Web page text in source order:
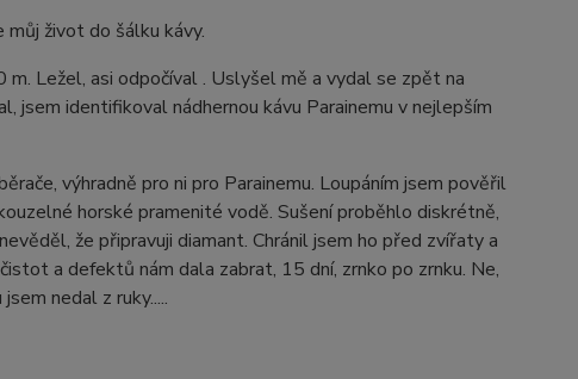
život do šálku kávy.
Ležel, asi odpočíval . Uslyšel mě a vydal se zpět na
jsem identifikoval nádhernou kávu Parainemu v nejlepším
výhradně pro ni pro Parainemu. Loupáním jsem pověřil
horské pramenité vodě. Sušení proběhlo diskrétně,
že připravuji diamant. Chránil jsem ho před zvířaty a
a defektů nám dala zabrat, 15 dní, zrnko po zrnku. Ne,
nedal z ruky.....